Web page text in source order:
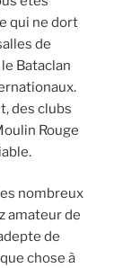
qui ne dort
de
Bataclan
des clubs
Rouge
nombreux
amateur de
de
chose à